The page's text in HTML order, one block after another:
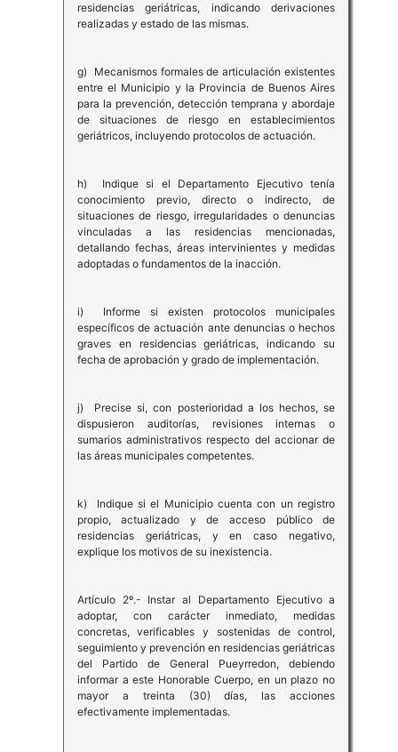
residencias geriátricas, indicando derivaciones
realizadas y estado de las mismas.
g) Mecanismos formales de articulación existentes
entre el Municipio y la Provincia de Buenos Aires
para la prevención, detección temprana y abordaje
de situaciones de riesgo en establecimientos
geriátricos, incluyendo protocolos de actuación.
h) Indique si el Departamento Ejecutivo tenía
conocimiento previo, directo o indirecto, de
situaciones de riesgo, irregularidades o denuncias
vinculadas a las residencias mencionadas,
detallando fechas, áreas intervinientes y medidas
adoptadas o fundamentos de la inacción.
i) Informe si existen protocolos municipales
específicos de actuación ante denuncias o hechos
graves en residencias geriátricas, indicando su
fecha de aprobación y grado de implementación.
j) Precise si, con posterioridad a los hechos, se
dispusieron auditorías, revisiones internas o
sumarios administrativos respecto del accionar de
las áreas municipales competentes.
k) Indique si el Municipio cuenta con un registro
propio, actualizado y de acceso público de
residencias geriátricas, y en caso negativo,
explique los motivos de su inexistencia.
Artículo 2º.- Instar al Departamento Ejecutivo a
adoptar, con carácter inmediato, medidas
concretas, verificables y sostenidas de control,
seguimiento y prevención en residencias geriátricas
del Partido de General Pueyrredon, debiendo
informar a este Honorable Cuerpo, en un plazo no
mayor a treinta (30) días, las acciones
efectivamente implementadas.